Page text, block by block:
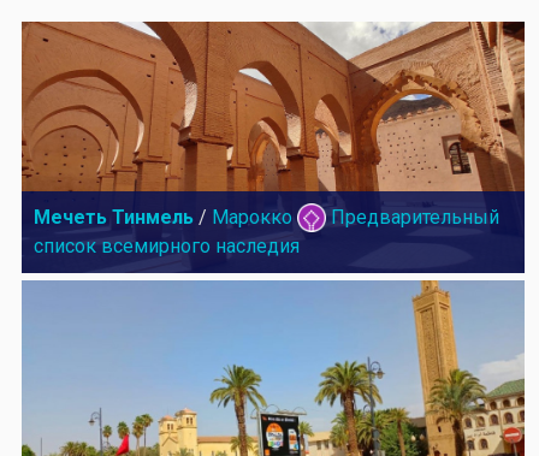
Мечеть Тинмель / Марокко
Предварительный
список всемирного наследия